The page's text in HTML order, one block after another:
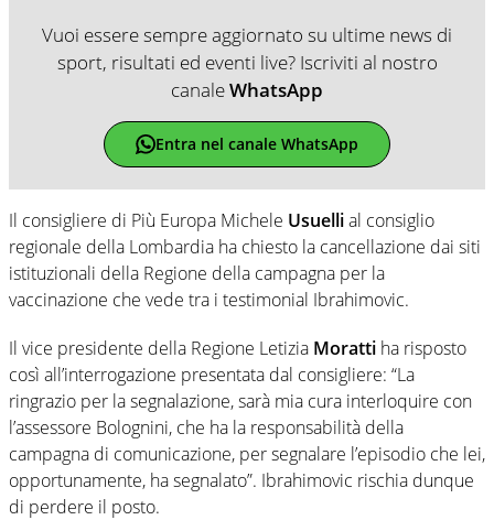
Vuoi essere sempre aggiornato su ultime news di
sport, risultati ed eventi live? Iscriviti al nostro
canaleWhatsApp
Entra nel canale WhatsApp
Il consigliere di Più Europa Michele Usuellial consiglio
regionale della Lombardia ha chiesto la cancellazione dai siti
istituzionali della Regione della campagna per la
vaccinazione che vede tra i testimonial Ibrahimovic.
Il vice presidente della Regione Letizia Moratti ha risposto
così all’interrogazione presentata dal consigliere: “La
ringrazio per la segnalazione, sarà mia cura interloquire con
l’assessore Bolognini, che ha la responsabilità della
campagna di comunicazione, per segnalare l’episodio che lei,
opportunamente, ha segnalato”. Ibrahimovic rischia dunque
di perdere il posto.